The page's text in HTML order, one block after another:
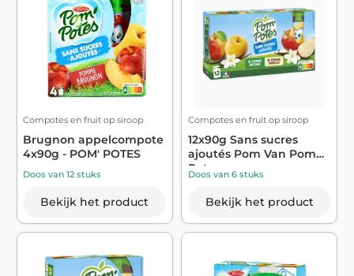
Compotes en fruit op siroop
Brugnon appelcompote
4x90g - POM' POTES
Doos van 12 stuks
Bekijk het product
Compotes en fruit op siroop
12x90g Sans sucres
ajoutés Pom Van Pom
Potes
Doos van 6 stuks
Bekijk het product